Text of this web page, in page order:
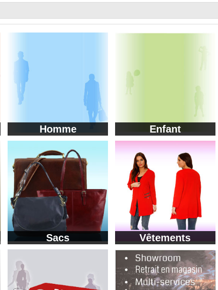
Homme Enfant
Sacs Vêtements